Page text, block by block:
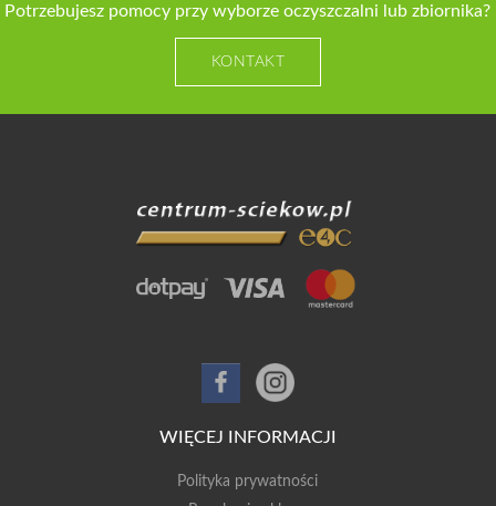
Potrzebujesz pomocy przy wyborze oczyszczalni lub zbiornika?
KONTAKT
WIĘCEJ INFORMACJI
Polityka prywatności